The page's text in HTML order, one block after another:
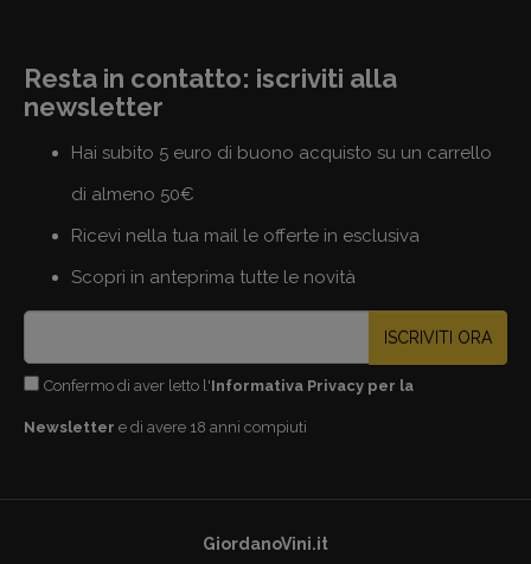
Resta in contatto: iscriviti alla
newsletter
Hai subito 5 euro di buono acquisto su un carrello
di almeno 50€
Ricevi nella tua mail le offerte in esclusiva
Scopri in anteprima tutte le novità
ISCRIVITI ORA
Confermo di aver letto l'Informativa Privacy per la
Newsletter e di avere 18 anni compiuti
GiordanoVini.it